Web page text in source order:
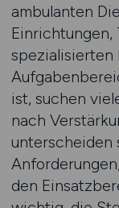
ambulanten
Einrichtungen,
spezialisierten
ist, suchen
nach
unterscheiden
den